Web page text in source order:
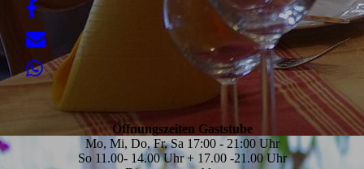
Öffnungszeiten Gaststube
Mo, Mi, Do, Fr, Sa 17:00 - 21:00 Uhr
So 11.00- 14.00 Uhr + 17.00 -21.00 Uhr